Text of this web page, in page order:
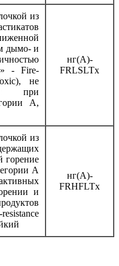
из
дымо- и
- Fire-
не
при
А,
нг(А)-
FRLSLTx
из
горение
А
и
нг(А)-
FRHFLTx